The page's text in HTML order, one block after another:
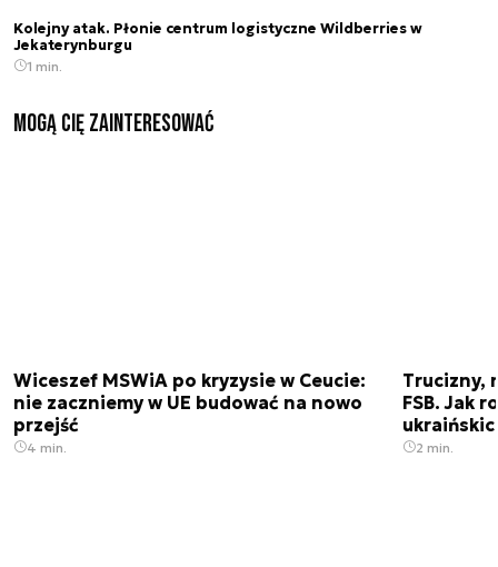
Kolejny atak. Płonie centrum logistyczne Wildberries w
Jekaterynburgu
1 min.
Mogą Cię zainteresować
Wiceszef MSWiA po kryzysie w Ceucie:
nie zaczniemy w UE budować na nowo
przejść
4 min.
Trucizny,
FSB. Jak
2 min.